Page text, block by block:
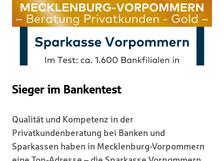
Sieger im Bankentest
Qualität und Kompetenz in der
Privatkundenberatung bei Banken und
Sparkassen haben in Mecklenburg-Vorpommern